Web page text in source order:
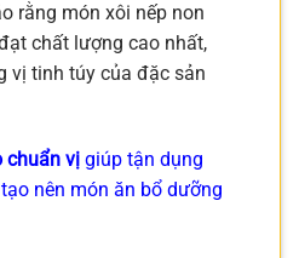
rằng món xôi nếp non
chất lượng cao nhất,
vị tinh túy của đặc sản
chuẩn vị giúp tận dụng
nên món ăn bổ dưỡng